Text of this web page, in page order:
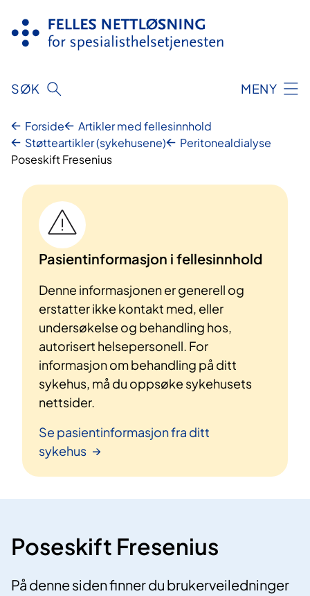
innhold
SØK MENY
Forside
Artikler med fellesinnhold
Støtteartikler (sykehusene)
Peritonealdialyse
Poseskift Fresenius
Pasientinformasjon i fellesinnhold
Denne informasjonen er generell og
erstatter ikke kontakt med, eller
undersøkelse og behandling hos,
autorisert helsepersonell. For
informasjon om behandling på ditt
sykehus, må du oppsøke sykehusets
nettsider.
Se pasientinformasjon fra ditt
sykehus
Poseskift Fresenius
På denne siden finner du brukerveiledninger